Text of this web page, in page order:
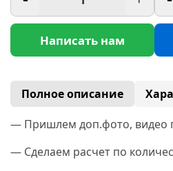
Написать нам
Полное описание
— Пришлем доп.фото, видео
— Сделаем расчет по